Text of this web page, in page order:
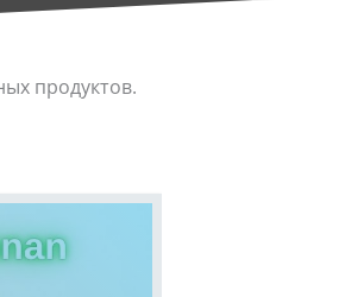
продуктов.